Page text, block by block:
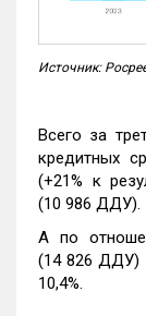
Источник:
Всего за
кредитных
(+21% к
(10 986 ДДУ).
А по
(14 826 ДДУ)
10,4%.